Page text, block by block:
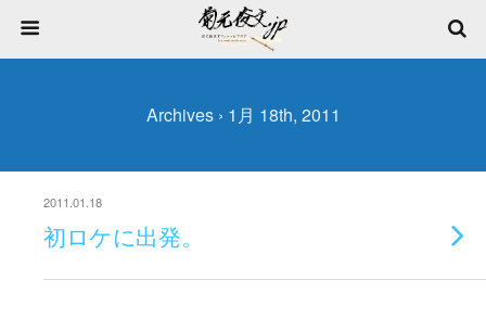
Archives › 1月 18th, 2011
2011.01.18
初ロケに出発。